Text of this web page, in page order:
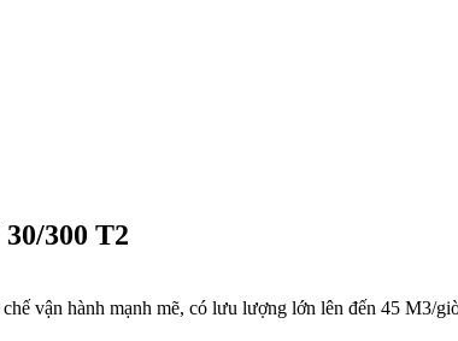
300 T2
hành mạnh mẽ, có lưu lượng lớn lên đến 45 M3/